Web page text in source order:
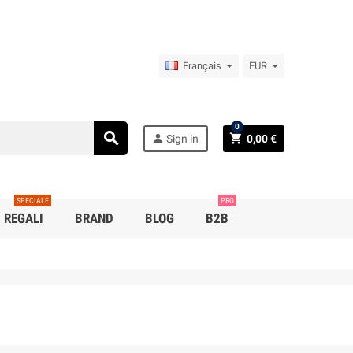
Français EUR
search person Sign in shopping_cart 0,00 €
0
REGALI
SPECIALE
BRAND BLOG B2B
PRO